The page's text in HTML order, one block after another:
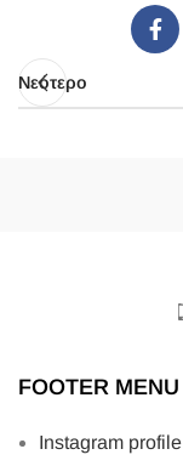
Νεότερο
FOOTER MENU
Instagram profile